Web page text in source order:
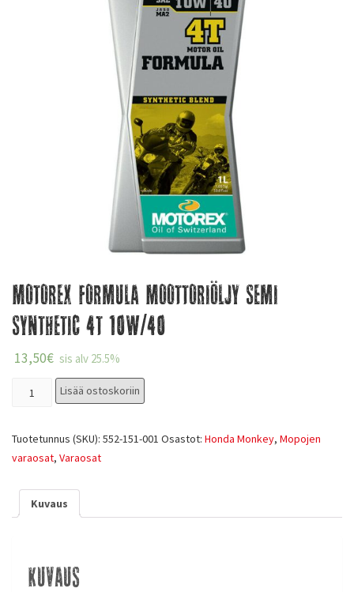
Motorex Formula Moottoriöljy Semi
Synthetic 4T 10W/40
13,50€ sis alv 25.5%
Lisää ostoskoriin
Tuotetunnus (SKU): 552-151-001 Osastot: Honda Monkey, Mopojen
varaosat, Varaosat
Kuvaus
Kuvaus